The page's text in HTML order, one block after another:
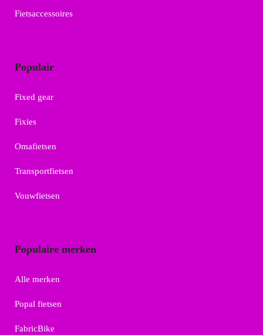
Fietsaccessoires
Populair
Fixed gear
Fixies
Omafietsen
Transportfietsen
Vouwfietsen
Populaire merken
Alle merken
Popal fietsen
FabricBike